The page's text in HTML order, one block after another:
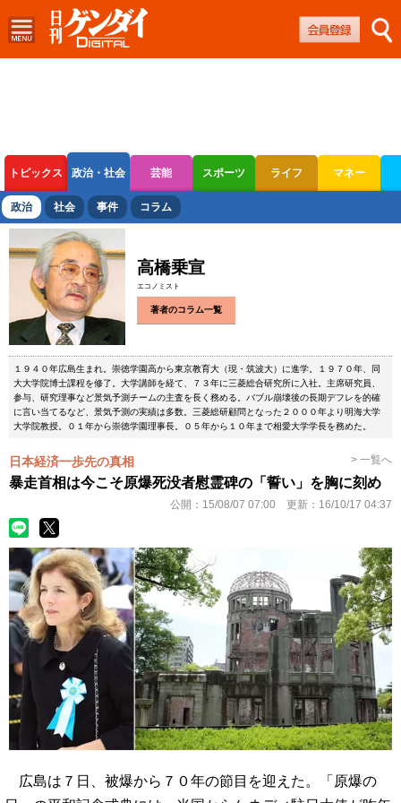
トピックス 政治・社会 芸能 スポーツ ライフ マネー
ボートレース 競輪 オートレース
政治 社会 事件 コラム
高橋乗宣
エコノミスト
著者のコラム一覧
１９４０年広島生まれ。崇徳学園高から東京教育大（現・筑波大）に進学。１９７０年、同
大大学院博士課程を修了。大学講師を経て、７３年に三菱総合研究所に入社。主席研究員、
参与、研究理事など景気予測チームの主査を長く務める。バブル崩壊後の長期デフレを的確
に言い当てるなど、景気予測の実績は多数。三菱総研顧問となった２０００年より明海大学
大学院教授。０１年から崇徳学園理事長。０５年から１０年まで相愛大学学長を務めた。
日本経済一歩先の真相 > 一覧へ
暴走首相は今こそ原爆死没者慰霊碑の「誓い」を胸に刻め
公開： 15/08/07 07:00 更新： 16/10/17 04:37
広島は７日、被爆から７０年の節目を迎えた。「原爆の